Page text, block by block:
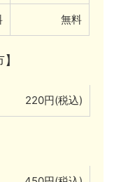
無料
220円(税込)